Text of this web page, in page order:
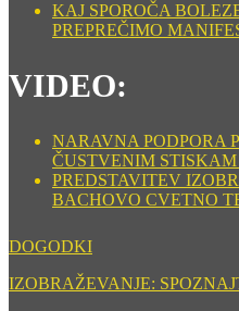
KAJ SPOROČA
PREPREČIMO
VIDEO:
NARAVNA PODPORA
ČUSTVENIM STISKAM
PREDSTAVITEV
BACHOVO CVETNO
DOGODKI
IZOBRAŽEVANJE: